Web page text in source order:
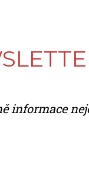
in­for­ma­ce